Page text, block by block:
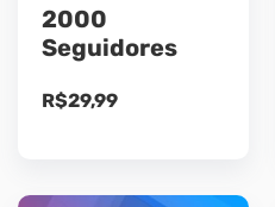
2000
Seguidores
R$29,99